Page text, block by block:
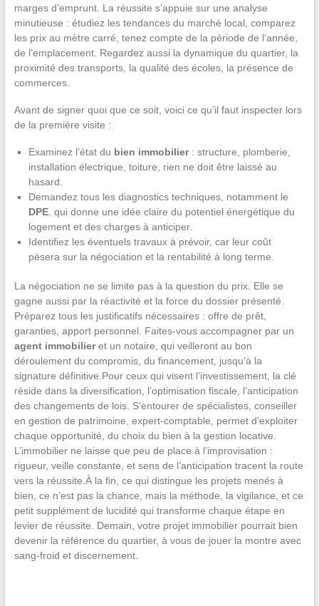
marges d’emprunt. La réussite s’appuie sur une analyse
minutieuse : étudiez les tendances du marché local, comparez
les prix au mètre carré, tenez compte de la période de l’année,
de l’emplacement. Regardez aussi la dynamique du quartier, la
proximité des transports, la qualité des écoles, la présence de
commerces.
Avant de signer quoi que ce soit, voici ce qu’il faut inspecter lors
de la première visite :
Examinez l’état du bien immobilier: structure, plomberie,
installation électrique, toiture, rien ne doit être laissé au
hasard.
Demandez tous les diagnostics techniques, notamment le
DPE, qui donne une idée claire du potentiel énergétique du
logement et des charges à anticiper.
Identifiez les éventuels travaux à prévoir, car leur coût
pèsera sur la négociation et la rentabilité à long terme.
La négociation ne se limite pas à la question du prix. Elle se
gagne aussi par la réactivité et la force du dossier présenté.
Préparez tous les justificatifs nécessaires : offre de prêt,
garanties, apport personnel. Faites-vous accompagner par un
agent immobilieret un notaire, qui veilleront au bon
déroulement du compromis, du financement, jusqu’à la
signature définitive.Pour ceux qui visent l’investissement, la clé
réside dans la diversification, l’optimisation fiscale, l’anticipation
des changements de lois. S’entourer de spécialistes, conseiller
en gestion de patrimoine, expert-comptable, permet d’exploiter
chaque opportunité, du choix du bien à la gestion locative.
L’immobilier ne laisse que peu de place à l’improvisation :
rigueur, veille constante, et sens de l’anticipation tracent la route
vers la réussite.À la fin, ce qui distingue les projets menés à
bien, ce n’est pas la chance, mais la méthode, la vigilance, et ce
petit supplément de lucidité qui transforme chaque étape en
levier de réussite. Demain, votre projet immobilier pourrait bien
devenir la référence du quartier, à vous de jouer la montre avec
sang-froid et discernement.